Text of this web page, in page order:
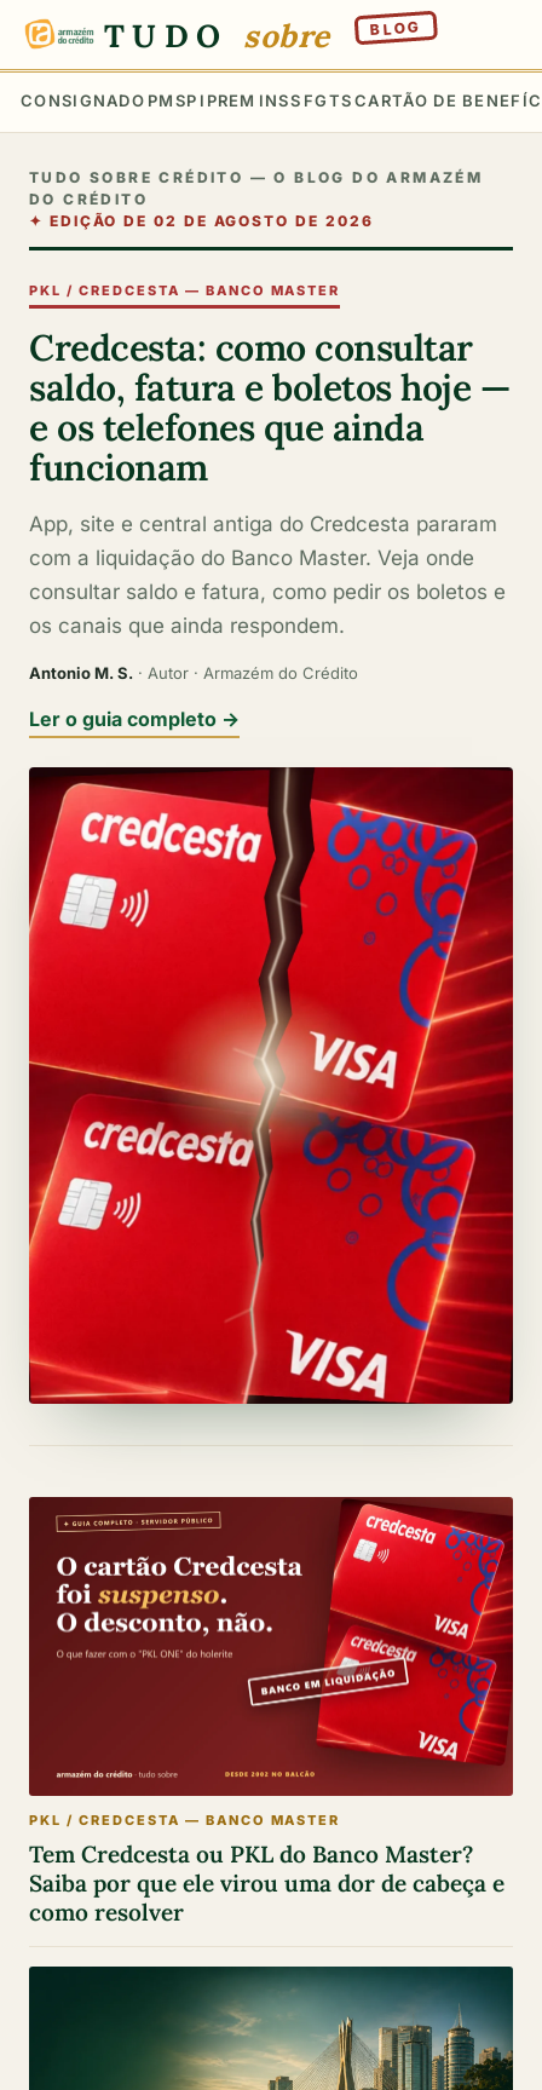
TUDO sobre BLOG
CONSIGNADO PMSP IPREM INSS FGTSCARTÃO DE
TUDO SOBRE CRÉDITO — O BLOG DO ARMAZÉM
DO CRÉDITO
✦ EDIÇÃO DE 02 DE AGOSTO DE 2026
PKL / CREDCESTA — BANCO MASTER
Credcesta: como consultar
saldo, fatura e boletos hoje —
e os telefones que ainda
funcionam
App, site e central antiga do Credcesta pararam
com a liquidação do Banco Master. Veja onde
consultar saldo e fatura, como pedir os boletos e
os canais que ainda respondem.
Antonio M. S. · Autor · Armazém do Crédito
Ler o guia completo →
PKL / CREDCESTA — BANCO MASTER
Tem Credcesta ou PKL do Banco Master?
Saiba por que ele virou uma dor de cabeça e
como resolver